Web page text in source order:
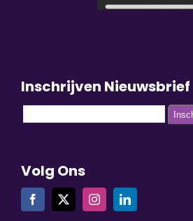
Inschrijven Nieuwsbrief
Volg Ons